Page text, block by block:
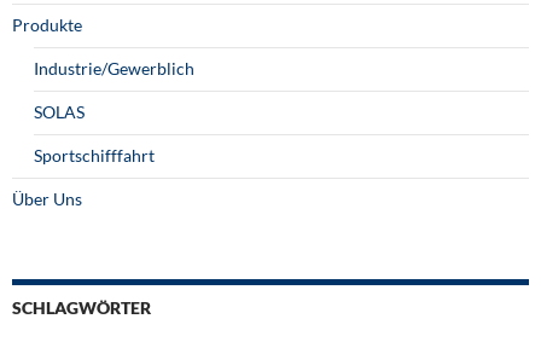
Produkte
Industrie/Gewerblich
SOLAS
Sportschifffahrt
Über Uns
SCHLAGWÖRTER